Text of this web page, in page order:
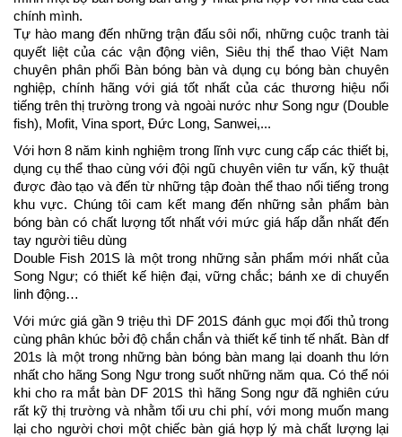
chính mình.
Tự hào mang đến những trận đấu sôi nổi, những cuộc tranh tài
quyết liệt của các vận động viên, Siêu thị thể thao Việt Nam
chuyên phân phối Bàn bóng bàn và dụng cụ bóng bàn chuyên
nghiệp, chính hãng với giá tốt nhất của các thương hiệu nổi
tiếng trên thị trường trong và ngoài nước như Song ngư (Double
fish), Mofit, Vina sport, Đức Long, Sanwei,...
Với hơn 8 năm kinh nghiệm trong lĩnh vực cung cấp các thiết bị,
dụng cụ thể thao cùng với đội ngũ chuyên viên tư vấn, kỹ thuật
được đào tạo và đến từ những tập đoàn thể thao nổi tiếng trong
khu vực. Chúng tôi cam kết mang đến những sản phẩm bàn
bóng bàn có chất lượng tốt nhất với mức giá hấp dẫn nhất đến
tay người tiêu dùng
Double Fish 201S là một trong những sản phẩm mới nhất của
Song Ngư; có thiết kế hiện đại, vững chắc; bánh xe di chuyển
linh động…
Với mức giá gần 9 triệu thì DF 201S đánh gục mọi đối thủ trong
cùng phân khúc bởi độ chắn chắn và thiết kế tinh tế nhất. Bàn df
201s là một trong những bàn bóng bàn mang lại doanh thu lớn
nhất cho hãng Song Ngư trong suốt những năm qua. Có thể nói
khi cho ra mắt bàn DF 201S thì hãng Song ngư đã nghiên cứu
rất kỹ thị trường và nhằm tối ưu chi phí, với mong muốn mang
lại cho người chơi một chiếc bàn giá hợp lý mà chất lượng lại